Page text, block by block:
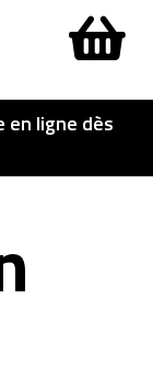
en ligne dès